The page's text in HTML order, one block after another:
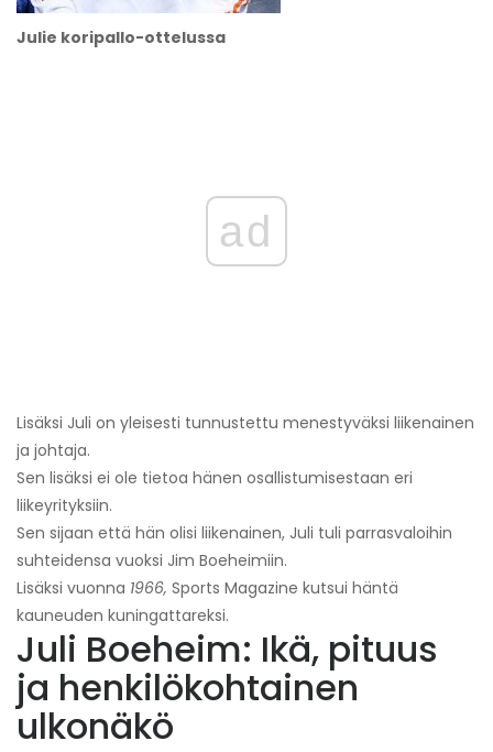
Julie koripallo-ottelussa
ad
Lisäksi Juli on yleisesti tunnustettu menestyväksi liikenainen
ja johtaja.
Sen lisäksi ei ole tietoa hänen osallistumisestaan ​​eri
liikeyrityksiin.
Sen sijaan että hän olisi liikenainen, Juli tuli parrasvaloihin
suhteidensa vuoksi Jim Boeheimiin.
Lisäksi vuonna 1966, Sports Magazine kutsui häntä
kauneuden kuningattareksi.
Juli Boeheim: Ikä, pituus
ja henkilökohtainen
ulkonäkö